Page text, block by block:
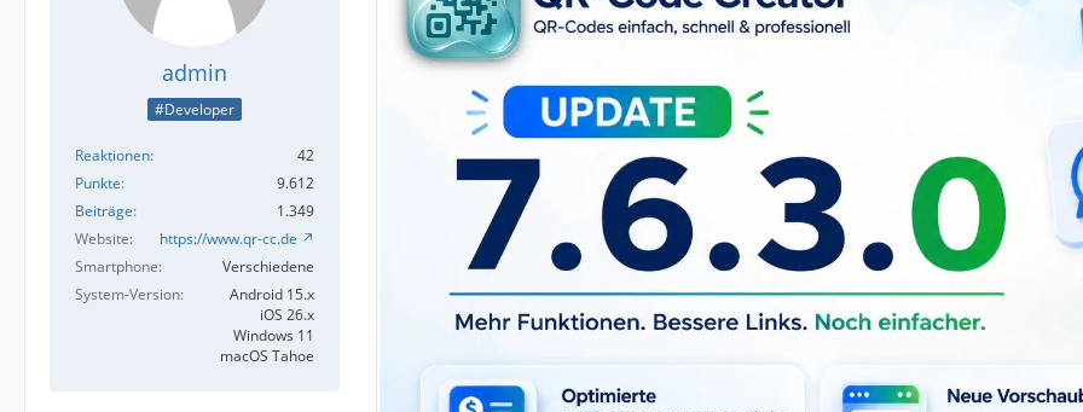
admin
#Developer
Reaktionen
42
Punkte
9.612
Beiträge
1.349
Website
https://www.qr-cc.de
Smartphone
Verschiedene
System-Version
Android 15.x
iOS 26.x
Windows 11
macOS Tahoe